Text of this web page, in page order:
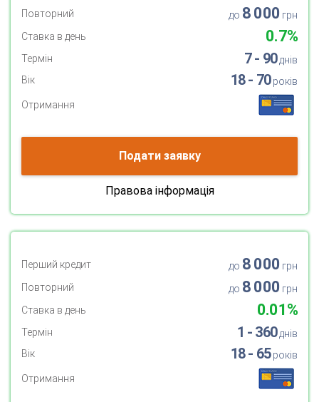
Повторний
до 8 000 грн
Ставка в день
0.7%
Термін 7 - 90днів
Вік
18 - 70років
Отримання
Подати заявку
Правова інформація
Перший кредит до 8 000 грн
Повторний
до 8 000 грн
Ставка в день
0.01%
Термін 1 - 360днів
Вік
18 - 65років
Отримання